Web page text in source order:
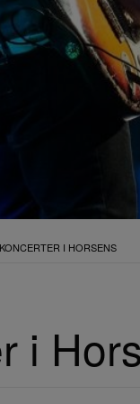
KONCERTER I HORSENS
i